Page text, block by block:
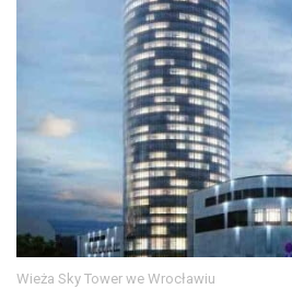
Wieża Sky Tower we Wrocławiu